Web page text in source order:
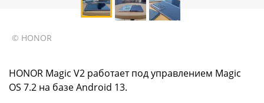
© HONOR
HONOR Magic V2 работает под управлением Magic
OS 7.2 на базе Android 13.